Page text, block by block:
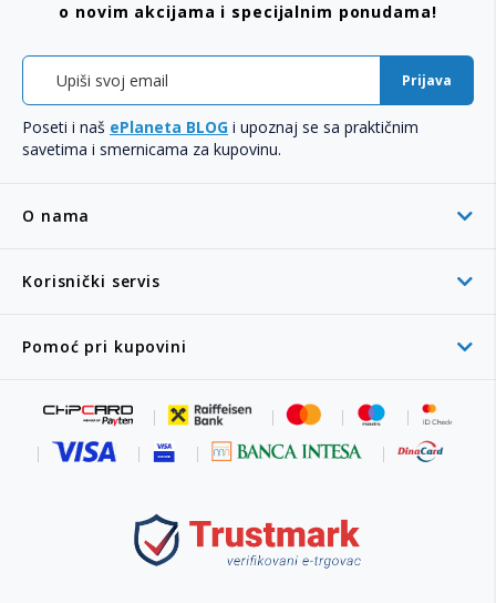
O nama
Korisnički servis
Pomoć pri kupovini
o novim akcijama i specijalnim ponudama!
Prijava
Poseti i naš ePlaneta BLOG i upoznaj se sa praktičnim
savetima i smernicama za kupovinu.